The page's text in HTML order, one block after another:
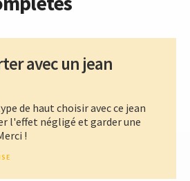
avec un jean
de haut choisir avec ce jean
l'effet négligé et garder une
!